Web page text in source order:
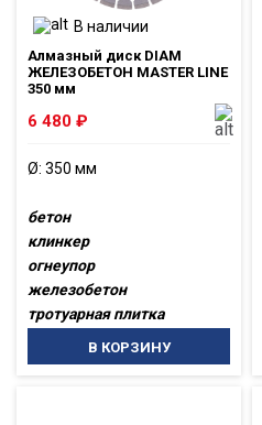
В наличии
Алмазный диск DIAM
ЖЕЛЕЗОБЕТОН MASTER LINE
350 мм
6 480 ₽
Ø: 350 мм
бетон
клинкер
огнеупор
железобетон
тротуарная плитка
В КОРЗИНУ